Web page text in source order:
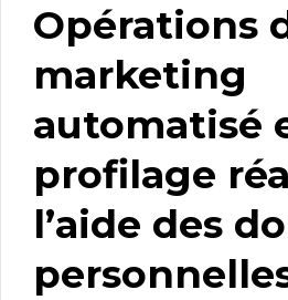
Opérations
marketing
automatisé
profilage
l’aide des